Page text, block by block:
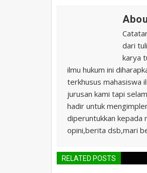
dari
karya
ilmu hukum ini
terkhusus mahasiswa
jurusan kami tapi
hadir untuk
diperuntukkan kepada
opini,berita dsb,mari
RELATED POSTS